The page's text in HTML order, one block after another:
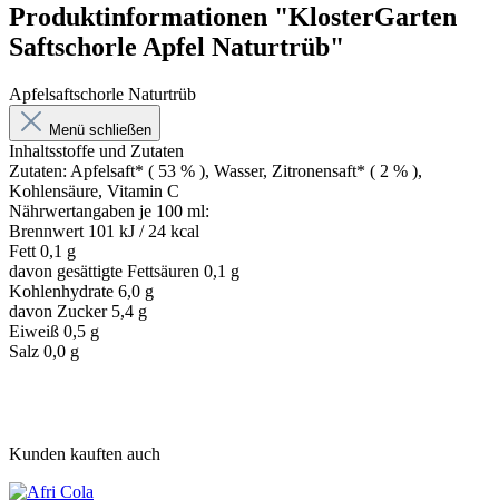
Produktinformationen "KlosterGarten
Saftschorle Apfel Naturtrüb"
Apfelsaftschorle Naturtrüb
Menü schließen
Inhaltsstoffe und Zutaten
Zutaten: Apfelsaft* ( 53 % ), Wasser, Zitronensaft* ( 2 % ),
Kohlensäure, Vitamin C
Nährwertangaben je 100 ml:
Brennwert 101 kJ / 24 kcal
Fett 0,1 g
davon gesättigte Fettsäuren 0,1 g
Kohlenhydrate 6,0 g
davon Zucker 5,4 g
Eiweiß 0,5 g
Salz 0,0 g
Kunden kauften auch